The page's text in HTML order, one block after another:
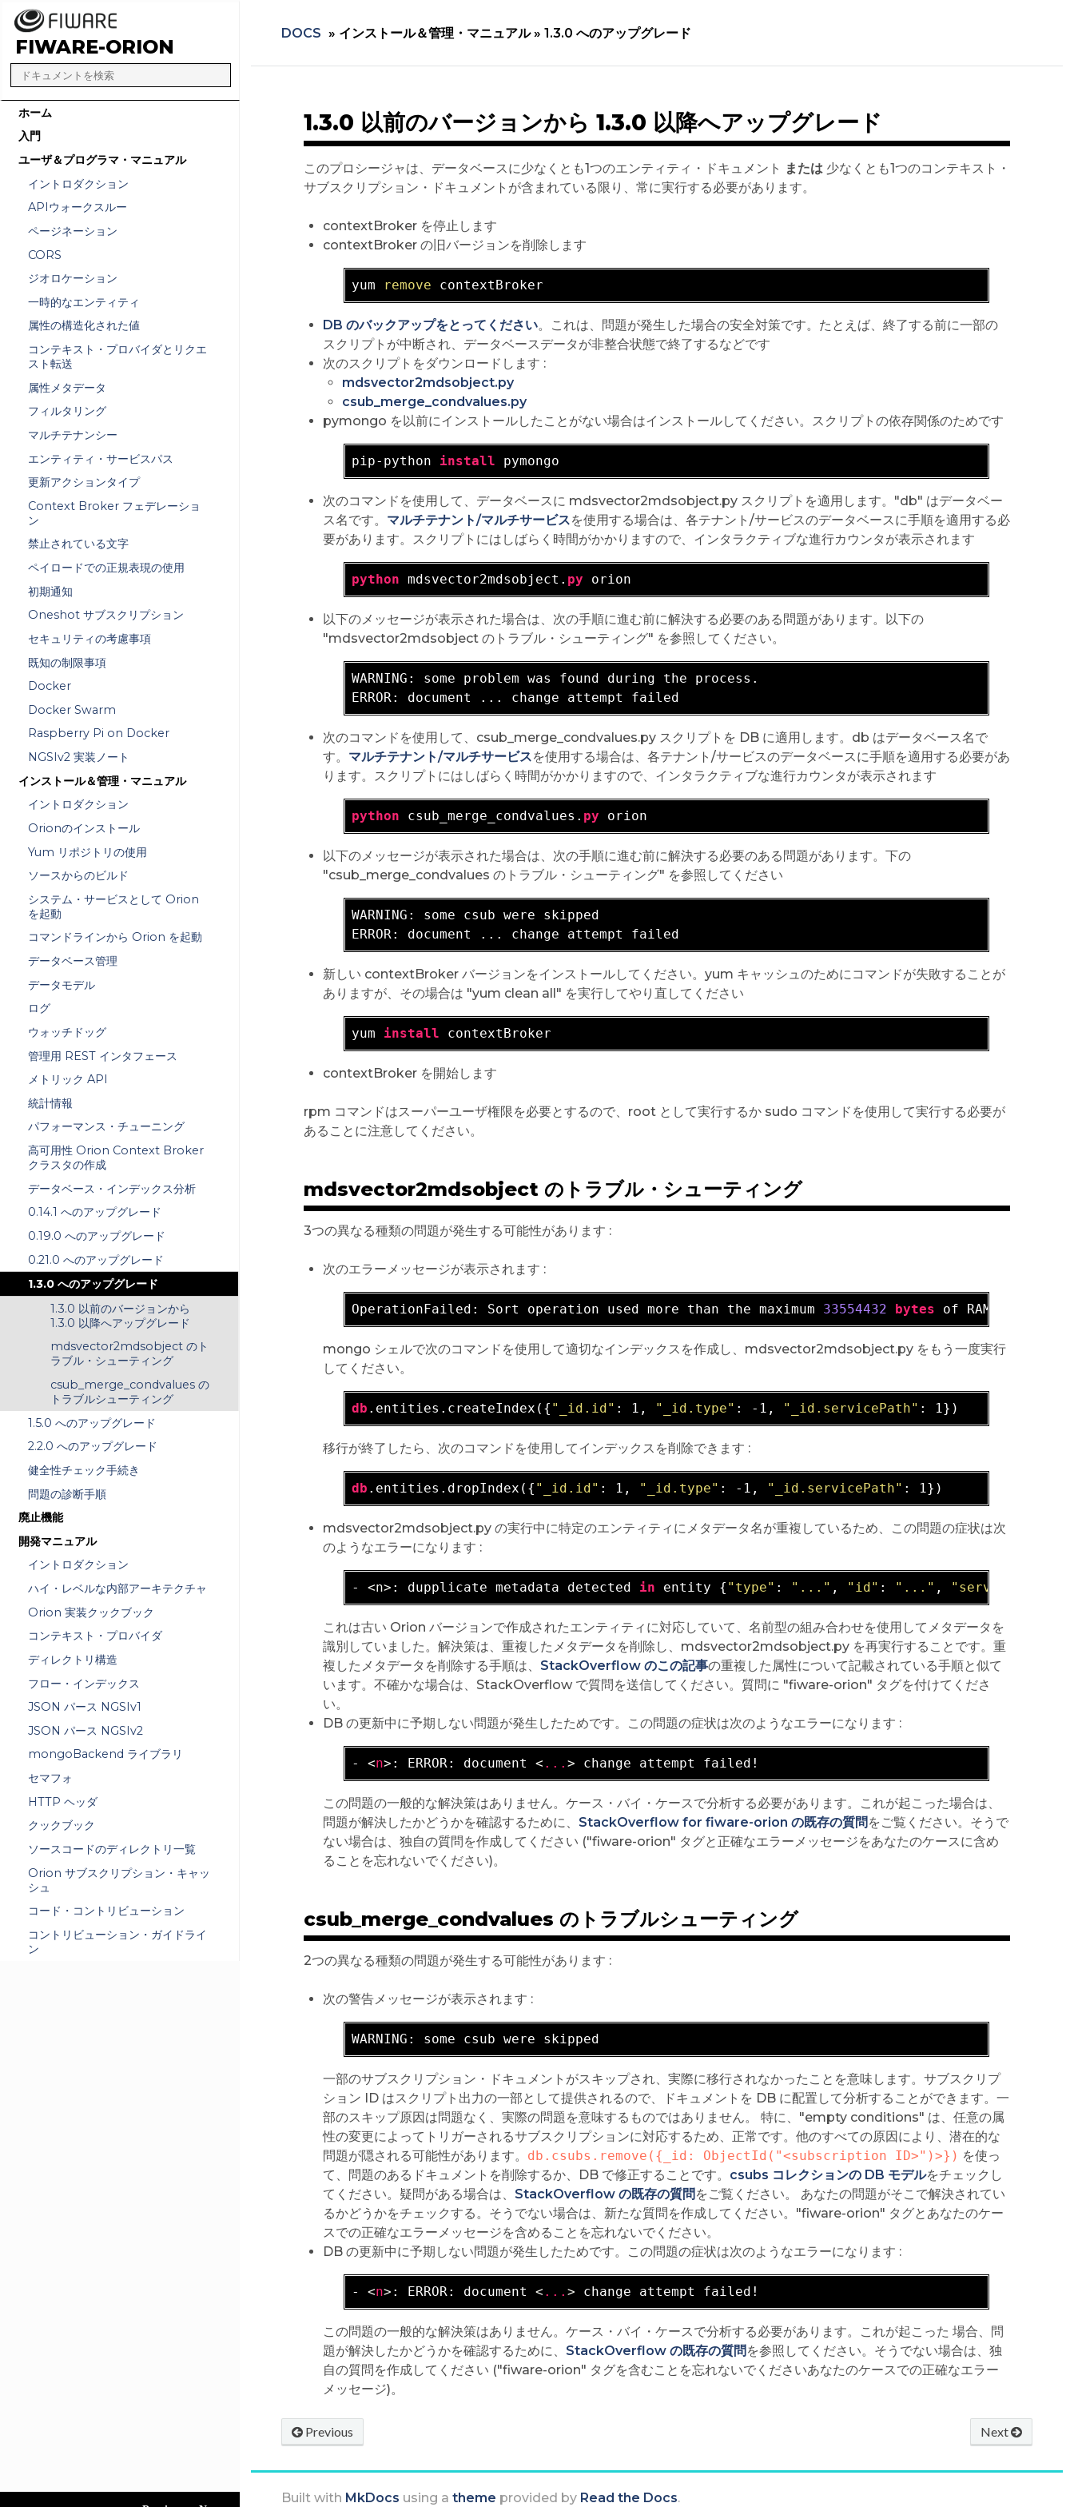
FIWARE-ORION
ホーム
入門
ユーザ＆プログラマ・マニュアル
イントロダクション
APIウォークスルー
ページネーション
CORS
ジオロケーション
一時的なエンティティ
属性の構造化された値
コンテキスト・プロバイダとリクエ
スト転送
属性メタデータ
フィルタリング
マルチテナンシー
エンティティ・サービスパス
更新アクションタイプ
Context Broker フェデレーショ
ン
禁止されている文字
ペイロードでの正規表現の使用
初期通知
Oneshot サブスクリプション
セキュリティの考慮事項
既知の制限事項
Docker
Docker Swarm
Raspberry Pi on Docker
NGSIv2 実装ノート
インストール＆管理・マニュアル
イントロダクション
Orionのインストール
Yum リポジトリの使用
ソースからのビルド
システム・サービスとして Orion
を起動
コマンドラインから Orion を起動
データベース管理
データモデル
ログ
ウォッチドッグ
管理用 REST インタフェース
メトリック API
統計情報
パフォーマンス・チューニング
高可用性 Orion Context Broker
クラスタの作成
データベース・インデックス分析
0.14.1 へのアップグレード
0.19.0 へのアップグレード
0.21.0 へのアップグレード
1.3.0 へのアップグレード
1.3.0 以前のバージョンから
1.3.0 以降へアップグレード
mdsvector2mdsobject のト
ラブル・シューティング
csub_merge_condvalues の
トラブルシューティング
1.5.0 へのアップグレード
2.2.0 へのアップグレード
健全性チェック手続き
問題の診断手順
廃止機能
開発マニュアル
イントロダクション
ハイ・レベルな内部アーキテクチャ
Orion 実装クックブック
コンテキスト・プロバイダ
ディレクトリ構造
フロー・インデックス
JSON パース NGSIv1
JSON パース NGSIv2
mongoBackend ライブラリ
セマフォ
HTTP ヘッダ
クックブック
ソースコードのディレクトリ一覧
Orion サブスクリプション・キャッ
シュ
コード・コントリビューション
コントリビューション・ガイドライ
ン
DOCS » インストール＆管理・マニュアル » 1.3.0 へのアップグレード
1.3.0 以前のバージョンから 1.3.0 以降へアップグレード
このプロシージャは、データベースに少なくとも1つのエンティティ・ドキュメント または少なくとも1つのコンテキスト・
サブスクリプション・ドキュメントが含まれている限り、常に実行する必要があります。
contextBroker を停止します
contextBroker の旧バージョンを削除します
yum remove
DB のバックアップをとってください。これは、問題が発生した場合の安全対策です。たとえば、終了する前に一部の
スクリプトが中断され、データベースデータが非整合状態で終了するなどです
次のスクリプトをダウンロードします :
mdsvector2mdsobject.py
csub_merge_condvalues.py
pymongo を以前にインストールしたことがない場合はインストールしてください。スクリプトの依存関係のためです
pip-python install
次のコマンドを使用して、データベースに mdsvector2mdsobject.py スクリプトを適用します。"db" はデータベー
ス名です。 マルチテナント/マルチサービスを使用する場合は、各テナント/サービスのデータベースに手順を適用する必
要があります。スクリプトにはしばらく時間がかかりますので、インタラクティブな進行カウンタが表示されます
python mdsvector2mdsobject. py
以下のメッセージが表示された場合は、次の手順に進む前に解決する必要のある問題があります。以下の
"mdsvector2mdsobject のトラブル・シューティング" を参照してください。
WARNING: some problem was found during the process.
次のコマンドを使用して、csub_merge_condvalues.py スクリプトを DB に適用します。db はデータベース名で
す。 マルチテナント/マルチサービスを使用する場合は、各テナント/サービスのデータベースに手順を適用する必要があ
ります。スクリプトにはしばらく時間がかかりますので、インタラクティブな進行カウンタが表示されます
python csub_merge_condvalues. py
以下のメッセージが表示された場合は、次の手順に進む前に解決する必要のある問題があります。下の
"csub_merge_condvalues のトラブル・シューティング" を参照してください
WARNING: some csub were skipped
新しい contextBroker バージョンをインストールしてください。yum キャッシュのためにコマンドが失敗することが
ありますが、その場合は "yum clean all" を実行してやり直してください
yum install
contextBroker を開始します
rpm コマンドはスーパーユーザ権限を必要とするので、root として実行するか sudo コマンドを使用して実行する必要が
あることに注意してください。
mdsvector2mdsobject のトラブル・シューティング
3つの異なる種類の問題が発生する可能性があります :
次のエラーメッセージが表示されます :
OperationFailed: Sort operation used more than the maximum 33554432 bytes of RAM. Add
mongo シェルで次のコマンドを使用して適切なインデックスを作成し、mdsvector2mdsobject.py をもう一度実行
してください。
db .entities.createIndex({ "_id.id" : 1, "_id.type" : -1, "_id.servicePath"
移行が終了したら、次のコマンドを使用してインデックスを削除できます :
db .entities.dropIndex({ "_id.id" : 1, "_id.type" : -1, "_id.servicePath"
mdsvector2mdsobject.py の実行中に特定のエンティティにメタデータ名が重複しているため、この問題の症状は次
のようなエラーになります :
- <n> : dupplicate metadata detected in entity { "type" : "..." , "id" : "..." , "servicePath"
これは古い Orion バージョンで作成されたエンティティに対応していて、名前型の組み合わせを使用してメタデータを
識別していました。解決策は、重複したメタデータを削除し、mdsvector2mdsobject.py を再実行することです。重
複したメタデータを削除する手順は、 StackOverflow のこの記事の重複した属性について記載されている手順と似て
います。不確かな場合は、StackOverflow で質問を送信してください。質問に "fiware-orion" タグを付けてくださ
い。
DB の更新中に予期しない問題が発生したためです。この問題の症状は次のようなエラーになります :
- <n> : ERROR: document < ... >
この問題の一般的な解決策はありません。ケース・バイ・ケースで分析する必要があります。これが起こった場合は、
問題が解決したかどうかを確認するために、 StackOverflow for fiware-orion の既存の質問 をご覧ください。そうで
ない場合は、独自の質問を作成してください ("fiware-orion" タグと正確なエラーメッセージをあなたのケースに含め
ることを忘れないでください)。
csub_merge_condvalues のトラブルシューティング
2つの異なる種類の問題が発生する可能性があります :
次の警告メッセージが表示されます :
WARNING:
一部のサブスクリプション・ドキュメントがスキップされ、実際に移行されなかったことを意味します。サブスクリプ
ション ID はスクリプト出力の一部として提供されるので、ドキュメントを DB に配置して分析することができます。一
部のスキップ原因は問題なく、実際の問題を意味するものではありません。 特に、"empty conditions" は、任意の属
性の変更によってトリガーされるサブスクリプションに対応するため、正常です。他のすべての原因により、潜在的な
問題が隠される可能性があります。 db.csubs.remove({_id: ObjectId("<subscription ID>")>}) を使っ
て、問題のあるドキュメントを削除するか、DB で修正することです。 csubs コレクションの DB モデルをチェックし
てください。疑問がある場合は、 StackOverflow の既存の質問 をご覧ください。 あなたの問題がそこで解決されてい
るかどうかをチェックする。そうでない場合は、新たな質問を作成してください。"fiware-orion" タグとあなたのケー
スでの正確なエラーメッセージを含めることを忘れないでください。
DB の更新中に予期しない問題が発生したためです。この問題の症状は次のようなエラーになります :
- <n> : ERROR: document < ... >
この問題の一般的な解決策はありません。ケース・バイ・ケースで分析する必要があります。これが起こった 場合、問
題が解決したかどうかを確認するために、 StackOverflow の既存の質問 を参照してください。そうでない場合は、独
自の質問を作成してください ("fiware-orion" タグを含むことを忘れないでくださいあなたのケースでの正確なエラー
メッセージ)。
Next
Previous
Built with MkDocs using a theme provided by Read the Docs.